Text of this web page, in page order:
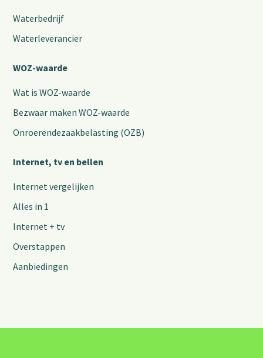
Waterbedrijf
Waterleverancier
WOZ-waarde
Wat is WOZ-waarde
Bezwaar maken WOZ-waarde
Onroerendezaakbelasting (OZB)
Internet, tv en bellen
Internet vergelijken
Alles in 1
Internet + tv
Overstappen
Aanbiedingen